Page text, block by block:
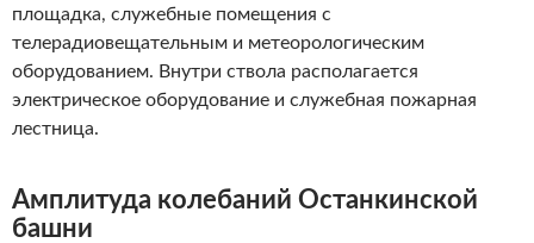
площадка, служебные помещения с
телерадиовещательным и метеорологическим
оборудованием. Внутри ствола располагается
электрическое оборудование и служебная пожарная
лестница.
Амплитуда колебаний Останкинской
башни